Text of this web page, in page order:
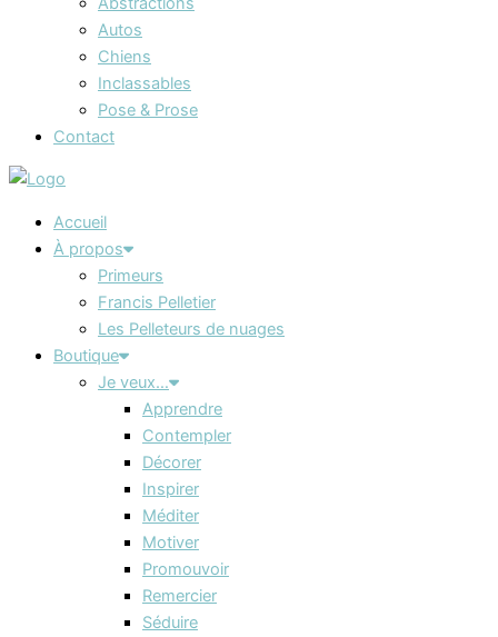
Autos
Chiens
Inclassables
Pose & Prose
Contact
Accueil
À propos
Primeurs
Francis Pelletier
Les Pelleteurs de nuages
Boutique
Je veux…
Apprendre
Contempler
Décorer
Inspirer
Méditer
Motiver
Promouvoir
Remercier
Séduire